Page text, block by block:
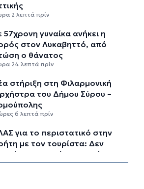
2 λεπτά πρίν
57χρονη γυναίκα ανήκει η
στον Λυκαβηττό, από
ο θάνατος
24 λεπτά πρίν
στήριξη στη Φιλαρμονική
του Δήμου Σύρου –
6 λεπτά πρίν
για το περιστατικό στην
με τον τουρίστα: Δεν
προσέγγιση ανήλικης
αμοιβής